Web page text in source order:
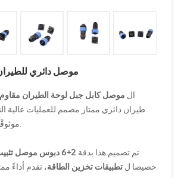
موصل دائري
ال موصل كابل جبل لوحة الطيران مقاوم
طيران دائري ممتاز مصمم للعمليات عالية
موثوقًا به في البيئات الصعبة.
تم تصميم هذا بدقة 2+6 دبوس موصل تثبيت لوحة دائرية
خصيصا لتطبيقات تخزين الطاقة، تقدم أداءً